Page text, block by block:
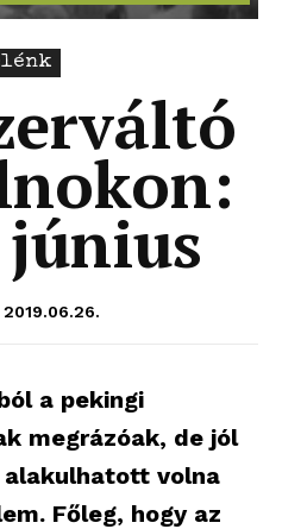
június
2019.06.26.
a pekingi
megrázóak, de jól
volna
Főleg, hogy az